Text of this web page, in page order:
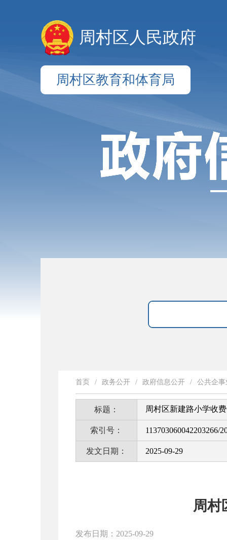
周村区人民政府
周村区教育和体育局
首页 / 政务公开 / 政府信息公开 / 公共企
标题： 周村区新建路小学收
索引号： 113703060042203266/
发文日期： 2025-09-29
周村
发布日期：2025-09-29